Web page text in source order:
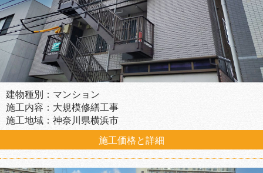
建物種別：マンション
施工内容：大規模修繕工事
施工地域：神奈川県横浜市
施工価格と詳細